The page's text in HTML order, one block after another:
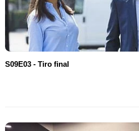
S09E03 - Tiro final